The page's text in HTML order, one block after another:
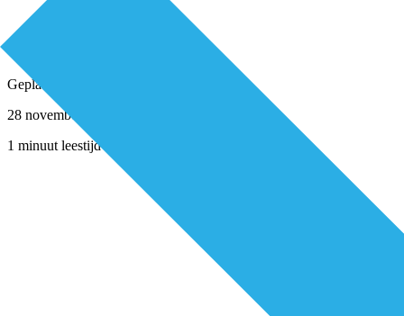
Geplaatst door
28 november 2019
1 minuut leestijd